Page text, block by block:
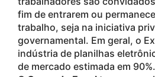
fim de entrarem ou
trabalho, seja na iniciativa
governamental. Em geral, o
indústria de planilhas
de mercado estimada em 90%.